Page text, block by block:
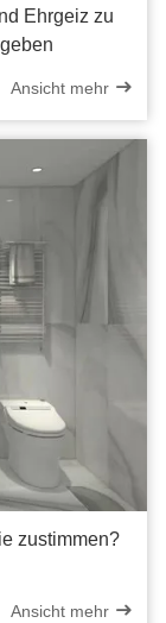
Ehrgeiz zu
Ansicht mehr
zustimmen?
Ansicht mehr